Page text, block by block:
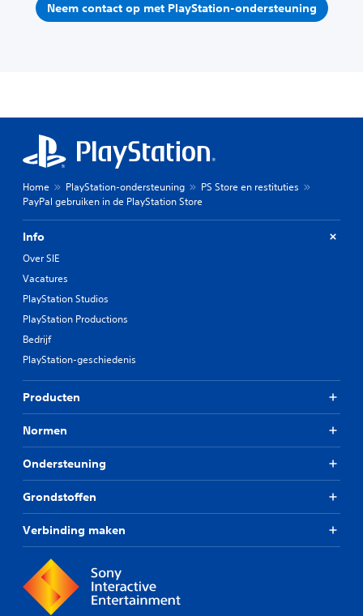
Neem contact op met PlayStation-ondersteuning
Home PlayStation-ondersteuning
PS Store en restituties
PayPal gebruiken in de PlayStation Store
Info
Over SIE
Vacatures
PlayStation Studios
PlayStation Productions
Bedrijf
PlayStation-geschiedenis
Producten
Normen
Ondersteuning
Grondstoffen
Verbinding maken